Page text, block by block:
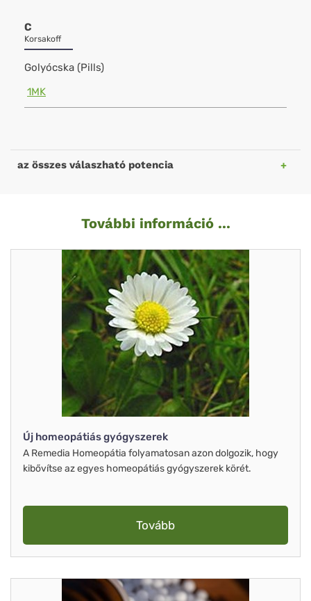
C
Korsakoff
Golyócska (Pills)
1MK
az összes válaszható potencia
További információ ...
Új homeopátiás gyógyszerek
A Remedia Homeopátia folyamatosan azon dolgozik, hogy
kibővítse az egyes homeopátiás gyógyszerek körét.
Tovább